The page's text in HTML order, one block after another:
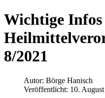
Wichtige
8/2021
Autor: Börge Hanisch
Veröffentlicht: 10. August